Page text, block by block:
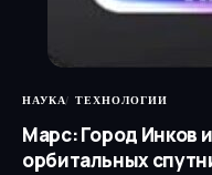
НАУКА ТЕХНОЛОГИИ
Марс: Город Инков
орбитальных